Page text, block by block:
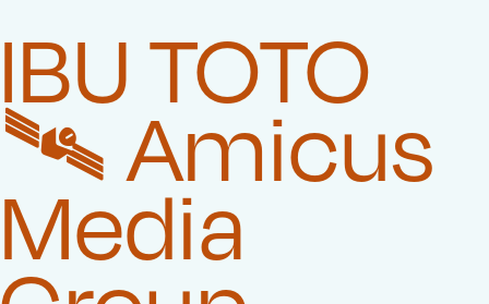
IBU TOTO
🛰️‍ Amicus
Media